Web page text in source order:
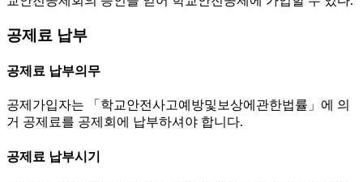
공제료 납부
공제료 납부의무
공제가입자는 「학교안전사고예방및보상에관한법률」에 의
거 공제료를 공제회에 납부하셔야 합니다.
공제료 납부시기